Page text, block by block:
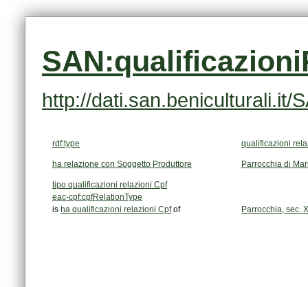
http://dati.san.beniculturali.it/
rdf:type qualificazioni
ha relazione con Soggetto Produttore Parrocchia di
tipo qualificazioni relazioni Cpf
eac-cpf:cpfRelationType
is ha qualificazioni relazioni Cpfof Parrocchia, sec.